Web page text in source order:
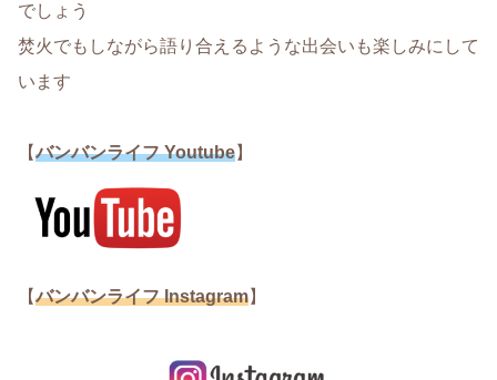
でしょう
焚火でもしながら語り合えるような出会いも楽しみにして
います
【バンバンライフ Youtube】
【バンバンライフ Instagram】